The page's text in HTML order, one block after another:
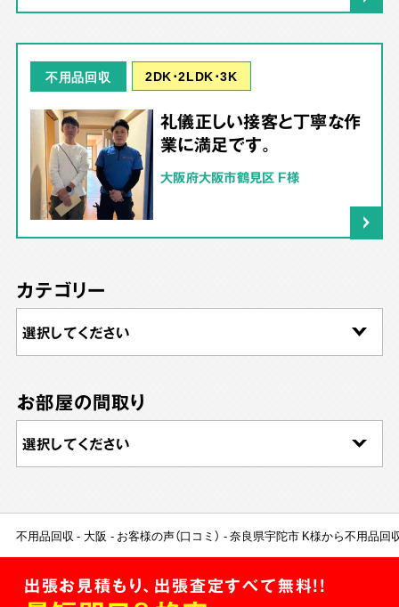
不用品回収 2DK･2LDK･3K
礼儀正しい接客と丁寧な作
業に満足です。
大阪府大阪市鶴見区 F様
カテゴリー
お部屋の間取り
不用品回収 大阪 お客様の声（口コミ） 奈良県宇陀市 K様から不用品回
出張お見積もり、出張査定すべて無料!!